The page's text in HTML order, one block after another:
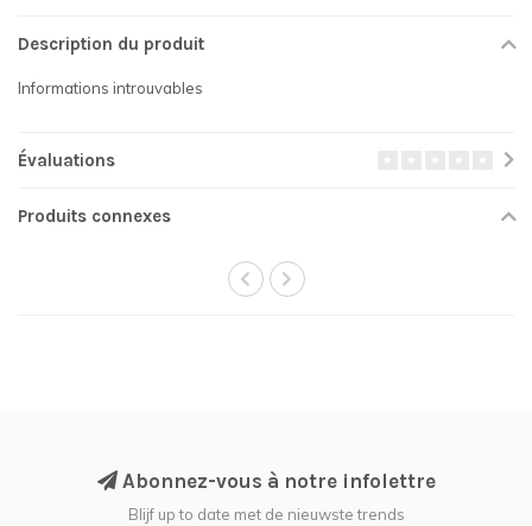
Description du produit
Informations introuvables
Évaluations
Produits connexes
Abonnez-vous à notre infolettre
Blijf up to date met de nieuwste trends